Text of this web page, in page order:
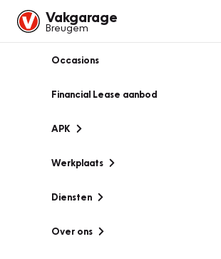
Vakgarage
Breugem
Occasions
Financial Lease aanbod
APK
Werkplaats
Diensten
Over ons